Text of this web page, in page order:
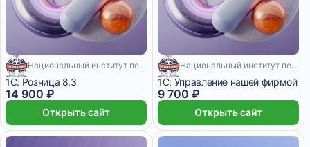
200 месяцев Национальный институт переподготовки и повышения квалификации кадров в сфере экономики и финансов
1С: Розница 8.3
14 900 ₽
Открыть сайт
200 месяцев Национальный институт переподготовки и повышения квалификации кадров в сфере экономики и финансов
1С: Управление нашей фирмой
9 700 ₽
Открыть сайт